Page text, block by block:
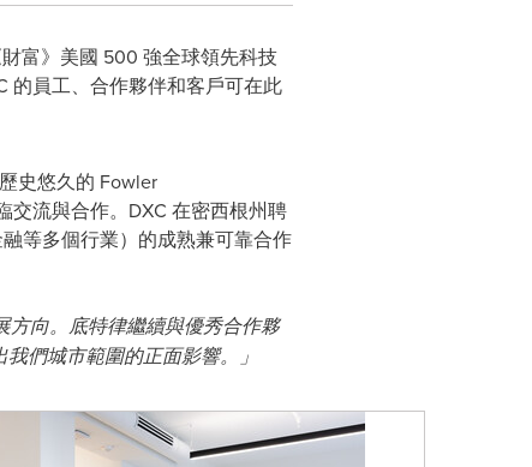
富》美國 500 強全球領先科技
的員工、合作夥伴和客戶可在此
史悠久的 Fowler
交流與合作。DXC 在密西根州聘
等多個行業）的成熟兼可靠合作
向。底特律繼續與優秀合作夥
們城市範圍的正面影響。」